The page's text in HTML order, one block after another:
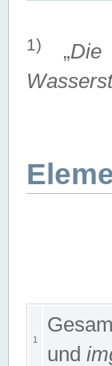
1) „
1
und